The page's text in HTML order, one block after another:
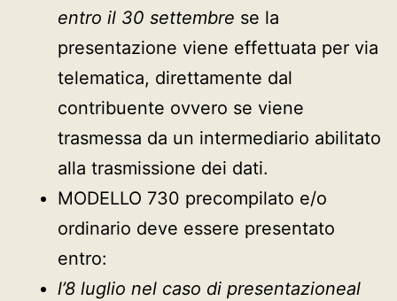
entro il 30 settembre se la
presentazione viene effettuata per via
telematica, direttamente dal
contribuente ovvero se viene
trasmessa da un intermediario abilitato
alla trasmissione dei dati.
MODELLO 730 precompilato e/o
ordinario deve essere presentato
entro:
l’8 luglio nel caso di presentazioneal